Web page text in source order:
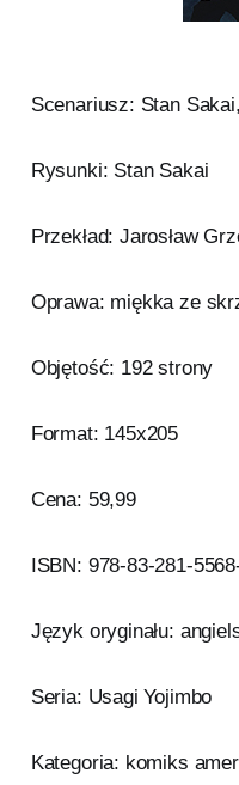
Scenariusz: Stan
Rysunki: Stan Sakai
Przekład: Jarosław
Oprawa: miękka ze
Objętość: 192 strony
Format: 145x205
Cena: 59,99
ISBN: 978-83-281-
Język oryginału:
Seria: Usagi Yojimbo
Kategoria: komiks